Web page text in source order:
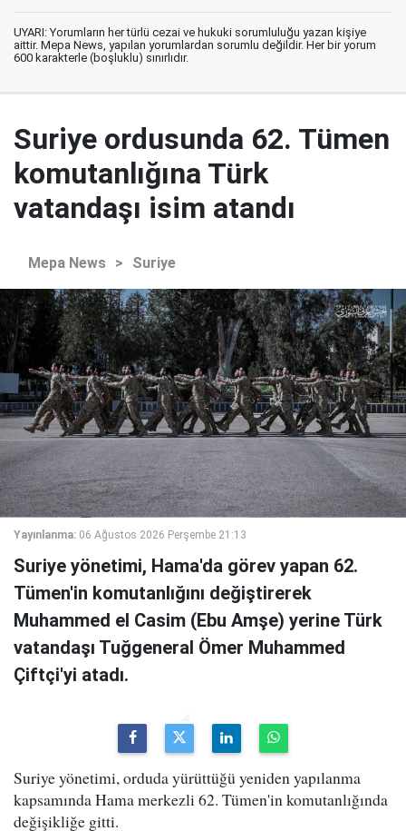
UYARI: Yorumların her türlü cezai ve hukuki sorumluluğu yazan kişiye
aittir. Mepa News, yapılan yorumlardan sorumlu değildir. Her bir yorum
600 karakterle (boşluklu) sınırlıdır.
Suriye ordusunda 62. Tümen
komutanlığına Türk
vatandaşı isim atandı
Mepa News > Suriye
Yayınlanma: 06 Ağustos 2026 Perşembe 21:13
Suriye yönetimi, Hama'da görev yapan 62.
Tümen'in komutanlığını değiştirerek
Muhammed el Casim (Ebu Amşe) yerine Türk
vatandaşı Tuğgeneral Ömer Muhammed
Çiftçi'yi atadı.
Suriye yönetimi, orduda yürüttüğü yeniden yapılanma
kapsamında Hama merkezli 62. Tümen'in komutanlığında
değişikliğe gitti.